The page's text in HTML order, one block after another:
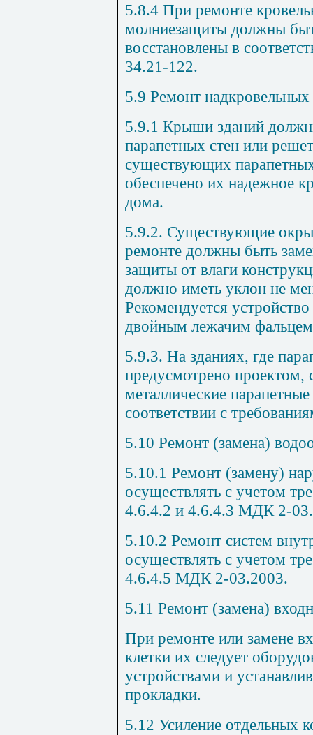
5.8.4 При ремонте
молниезащиты должны
восстановлены в
34.21-122.
5.9 Ремонт надкровельных
5.9.1 Крыши зданий
парапетных стен или
существующих
обеспечено их надежное
дома.
5.9.2. Существующие окры
ремонте должны быть
защиты от влаги
должно иметь уклон не
Рекомендуется
двойным лежачим
5.9.3. На зданиях, где
предусмотрено проектом,
металлические
соответствии с
5.10 Ремонт (замена)
5.10.1 Ремонт (замену)
осуществлять с учетом
4.6.4.2 и 4.6.4.3 МДК 2-
5.10.2 Ремонт систем
осуществлять с учетом
4.6.4.5 МДК 2-03.2003.
5.11 Ремонт (замена)
При ремонте или замене
клетки их следует
устройствами и
прокладки.
5.12 Усиление отдельных